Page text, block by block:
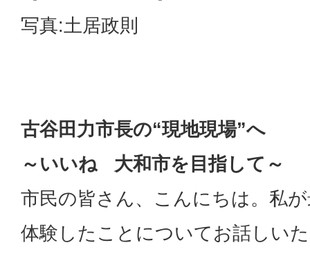
写真:土居政則
古谷田力市長の“現地現場”へ
～いいね 大和市を目指して～
市民の皆さん、こんにちは。私
体験したことについてお話しい